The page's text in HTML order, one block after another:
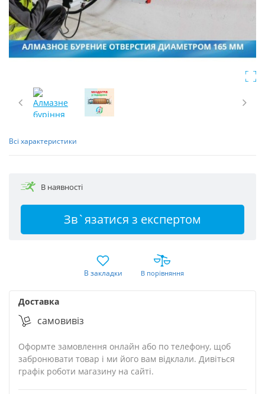
Всі характеристики
В наявності
Зв`язатися з експертом
В закладки В порівняння
Доставка
cамовивіз
Оформте замовлення онлайн або по телефону, щоб
забронювати товар і ми його вам відклали. Дивіться
графік роботи магазину на сайті.